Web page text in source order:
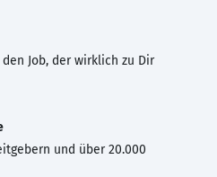
Job, der wirklich zu Dir
und über 20.000